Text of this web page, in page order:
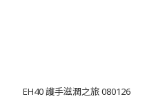
EH40 護手滋潤之旅 080126